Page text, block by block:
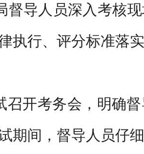
导人员深入考核
执行、评分标准落
开考务会，明确
期间，督导人员仔